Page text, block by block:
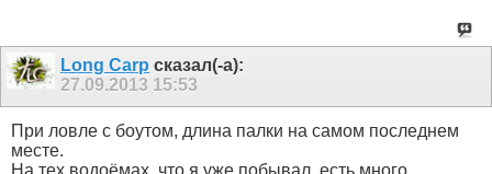
Long Carp сказал(-а):
27.09.2013 15:53
При ловле с боутом, длина палки на самом последнем
месте.
На тех водоёмах, что я уже побывал, есть много